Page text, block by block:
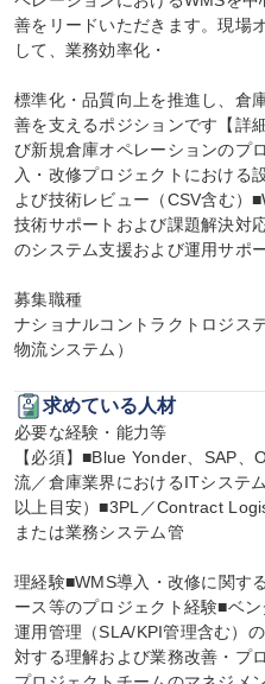
善をリードいただきます。現場
して、業務効率化・
標準化・品質向上を推進し、倉
善を支えるポジションです【詳
び新規倉庫オペレーションのプ
入・改修プロジェクトにおける
よび技術レビュー（CSV含む）
技術サポートおよび課題解決対
のシステム支援および運用サポ
募集職種
ナショナルコントラクトロジス
物流システム）
求めている人材
必要な経験・能力等
【必須】■Blue Yonder、SAP
流／倉庫業界におけるITシステ
以上目安）■3PL／Contract
または業務システム管
理経験■WMS導入・改修に関す
ース等のプロジェクト経験■ベ
運用管理（SLA/KPI管理含む）
対する理解および業務改善・プ